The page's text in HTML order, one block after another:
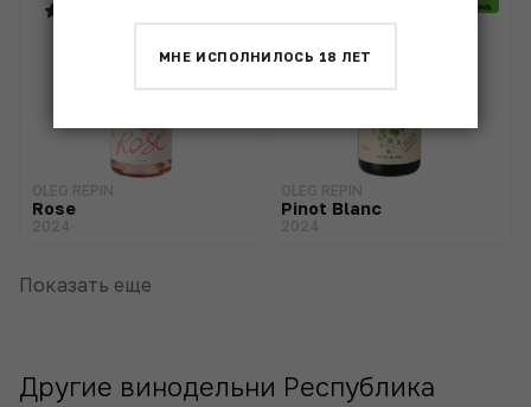
OLEG REPIN
Rose
2024
OLEG REPIN
Pinot Blanc
2024
Показать еще
Другие винодельни Республика
МНЕ ИСПОЛНИЛОСЬ 18 ЛЕТ